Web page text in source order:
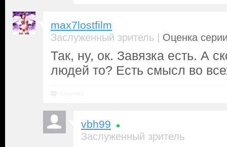
max7lostfilm
Заслуженный зритель | Оценка
Так, ну, ок. Завязка есть. А
людей то? Есть смысл во
vbh99
Заслуженный зритель